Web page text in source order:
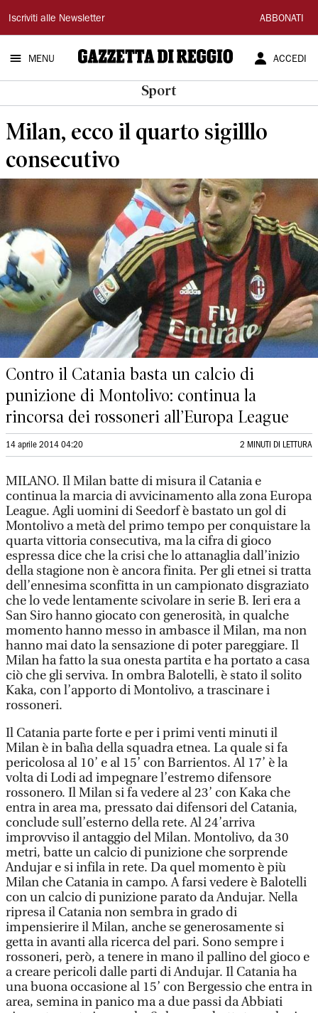
Gazzetta
di
Reggio
Iscriviti alle Newsletter ABBONATI
MENU ACCEDI
Sport
Milan, ecco il quarto sigilllo
consecutivo
Contro il Catania basta un calcio di
punizione di Montolivo: continua la
rincorsa dei rossoneri all’Europa League
14 aprile 2014 04:20 2 MINUTI DI LETTURA
MILANO. Il Milan batte di misura il Catania e
continua la marcia di avvicinamento alla zona Europa
League. Agli uomini di Seedorf è bastato un gol di
Montolivo a metà del primo tempo per conquistare la
quarta vittoria consecutiva, ma la cifra di gioco
espressa dice che la crisi che lo attanaglia dall’inizio
della stagione non è ancora finita. Per gli etnei si tratta
dell’ennesima sconfitta in un campionato disgraziato
che lo vede lentamente scivolare in serie B. Ieri era a
San Siro hanno giocato con generosità, in qualche
momento hanno messo in ambasce il Milan, ma non
hanno mai dato la sensazione di poter pareggiare. Il
Milan ha fatto la sua onesta partita e ha portato a casa
ciò che gli serviva. In ombra Balotelli, è stato il solito
Kaka, con l’apporto di Montolivo, a trascinare i
rossoneri.
Il Catania parte forte e per i primi venti minuti il
Milan è in balìa della squadra etnea. La quale si fa
pericolosa al 10’ e al 15’ con Barrientos. Al 17’ è la
volta di Lodi ad impegnare l’estremo difensore
rossonero. Il Milan si fa vedere al 23’ con Kaka che
entra in area ma, pressato dai difensori del Catania,
conclude sull’esterno della rete. Al 24’arriva
improvviso il antaggio del Milan. Montolivo, da 30
metri, batte un calcio di punizione che sorprende
Andujar e si infila in rete. Da quel momento è più
Milan che Catania in campo. A farsi vedere è Balotelli
con un calcio di punizione parato da Andujar. Nella
ripresa il Catania non sembra in grado di
impensierire il Milan, anche se generosamente si
getta in avanti alla ricerca del pari. Sono sempre i
rossoneri, però, a tenere in mano il pallino del gioco e
a creare pericoli dalle parti di Andujar. Il Catania ha
una buona occasione al 15’ con Bergessio che entra in
area, semina in panico ma a due passi da Abbiati